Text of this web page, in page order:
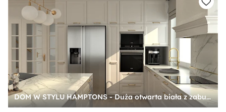
DOM W STYLU HAMPTONS - Duża otwarta biała z zabudowaną lodówką z lodówką wolnostojącą z podblatowym zlewozmywakiem kuchnia w kształcie litery l dwurzędowa z wyspą lub półwyspem z oknem z kompozytem na ścianie nad blatem kuchennym, styl glamour - zdjęcie od BDWstudio